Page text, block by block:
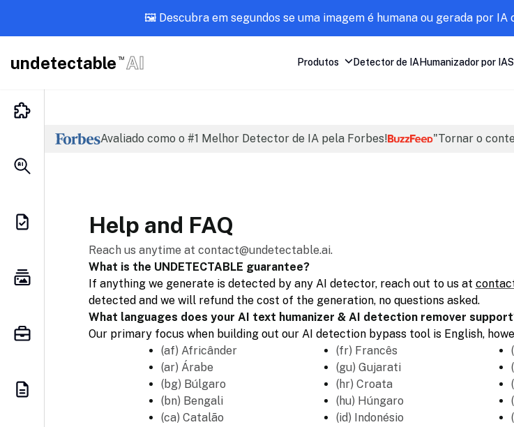
🖼️ Descubra em segundos se uma imagem é humana ou gerada por IA
undetectable TM AI Produtos Detector de IA Humanizador por IA
Avaliado como o #1 Melhor Detector de IA pela Forbes! "Tornar o
Help and FAQ
Reach us anytime at contact@undetectable.ai.
What is the UNDETECTABLE guarantee?
If anything we generate is detected by any AI detector, reach out to us at
detected and we will refund the cost of the generation, no questions asked.
What languages does your AI text humanizer & AI detection remover
Our primary focus when building out our AI detection bypass tool is English,
(af) Africânder
(ar) Árabe
(bg) Búlgaro
(bn) Bengali
(ca) Catalão
(fr) Francês
(gu) Gujarati
(hr) Croata
(hu) Húngaro
(id) Indonésio